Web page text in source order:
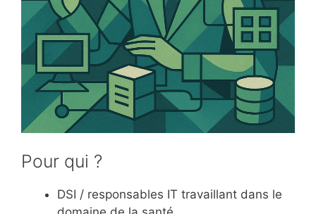
Pour qui ?
DSI / responsables IT travaillant dans le